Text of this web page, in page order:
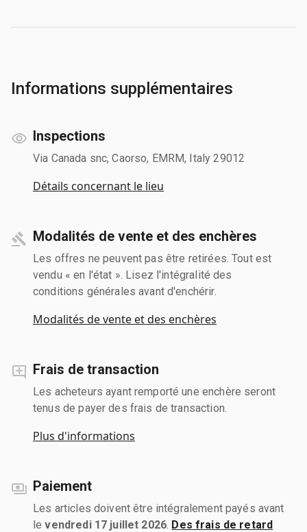
Informations supplémentaires
Inspections
Via Canada snc, Caorso, EMRM, Italy 29012
Détails concernant le lieu
Modalités de vente et des enchères
Les offres ne peuvent pas être retirées. Tout est
vendu « en l'état ». Lisez l'intégralité des
conditions générales avant d'enchérir.
Modalités de vente et des enchères
Frais de transaction
Les acheteurs ayant remporté une enchère seront
tenus de payer des frais de transaction.
Plus d'informations
Paiement
Les articles doivent être intégralement payés avant
levendredi 17 juillet 2026 Des frais de retard